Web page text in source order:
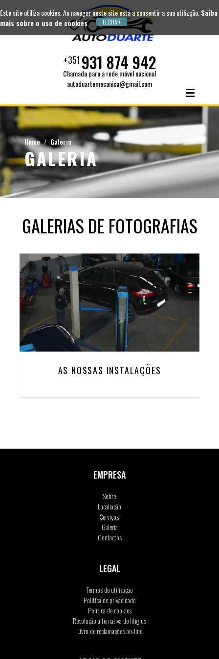
+351 931 874 942
Chamada para a rede móvel nacional
autoduartemecanica@gmail.com
Home Galeria
GALERIA
GALERIAS DE FOTOGRAFIAS
AS NOSSAS INSTALAÇÕES
EMPRESA
Sobre
Localiação
Serviços
Galeria
Contactos
LEGAL
Termos de utilização
Política de privacidade
Política de cookies
Resolução alternativa de litígios
Livro de reclamações on-line
Este site utiliza cookies. Ao navegar neste site está a consentir a sua utilizção. Saiba
mais sobre o uso de cookies